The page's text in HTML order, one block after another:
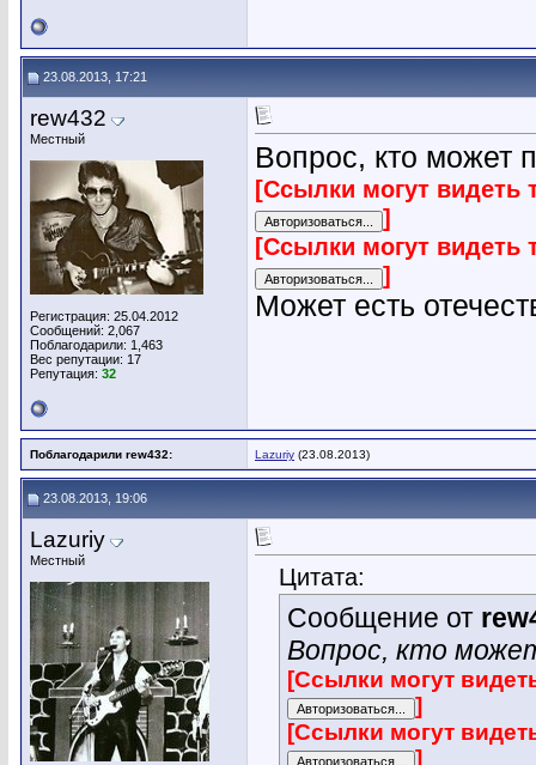
23.08.2013, 17:21
rew432
Местный
Регистрация: 25.04.2012
Сообщений: 2,067
Поблагодарили: 1,463
Вес репутации: 17
Репутация: 32
Вопрос, кто может
[Ссылки могут видеть
]
[Ссылки могут видеть
]
Может есть
Поблагодарили rew432: Lazuriy (23.08.2013)
23.08.2013, 19:06
Lazuriy
Местный
Цитата:
Сообщение от
Вопрос, кто
[Ссылки могут
]
[Ссылки могут
]